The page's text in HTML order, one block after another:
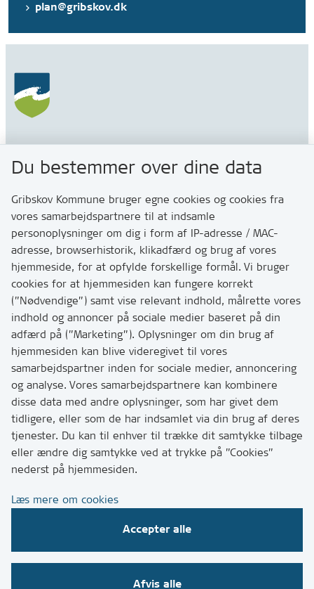
plan@gribskov.dk
Gribskov Kommune
Rådhusvej 3
3200 Helsinge
Kontakt
Skriv til os via Digital Post
Har du brug for at komme i kontakt med os? Se her
hvordan
Tip os om huller i vejen eller andet
T:7249 6000
Bemærk: vi har mange opkald mellem kl. 10 og 11
Links
Tilgængelighedserklæring
Cookies
CVR, EAN og betaling
Følg os på sociale medier
Du bestemmer over dine data
Gribskov Kommune bruger egne cookies og cookies fra
vores samarbejdspartnere til at indsamle
personoplysninger om dig i form af IP-adresse / MAC-
adresse, browserhistorik, klikadfærd og brug af vores
hjemmeside, for at opfylde forskellige formål. Vi bruger
cookies for at hjemmesiden kan fungere korrekt
(”Nødvendige”) samt vise relevant indhold, målrette vores
indhold og annoncer på sociale medier baseret på din
adfærd på (”Marketing”). Oplysninger om din brug af
hjemmesiden kan blive videregivet til vores
samarbejdspartner inden for sociale medier, annoncering
og analyse. Vores samarbejdspartnere kan kombinere
disse data med andre oplysninger, som har givet dem
tidligere, eller som de har indsamlet via din brug af deres
tjenester. Du kan til enhver til trække dit samtykke tilbage
eller ændre dig samtykke ved at trykke på ”Cookies”
nederst på hjemmesiden.
Læs mere om cookies
Accepter alle
Afvis alle